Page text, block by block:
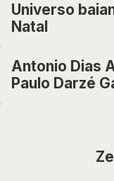
Universo
Natal
Antonio Dias
Paulo Darzé